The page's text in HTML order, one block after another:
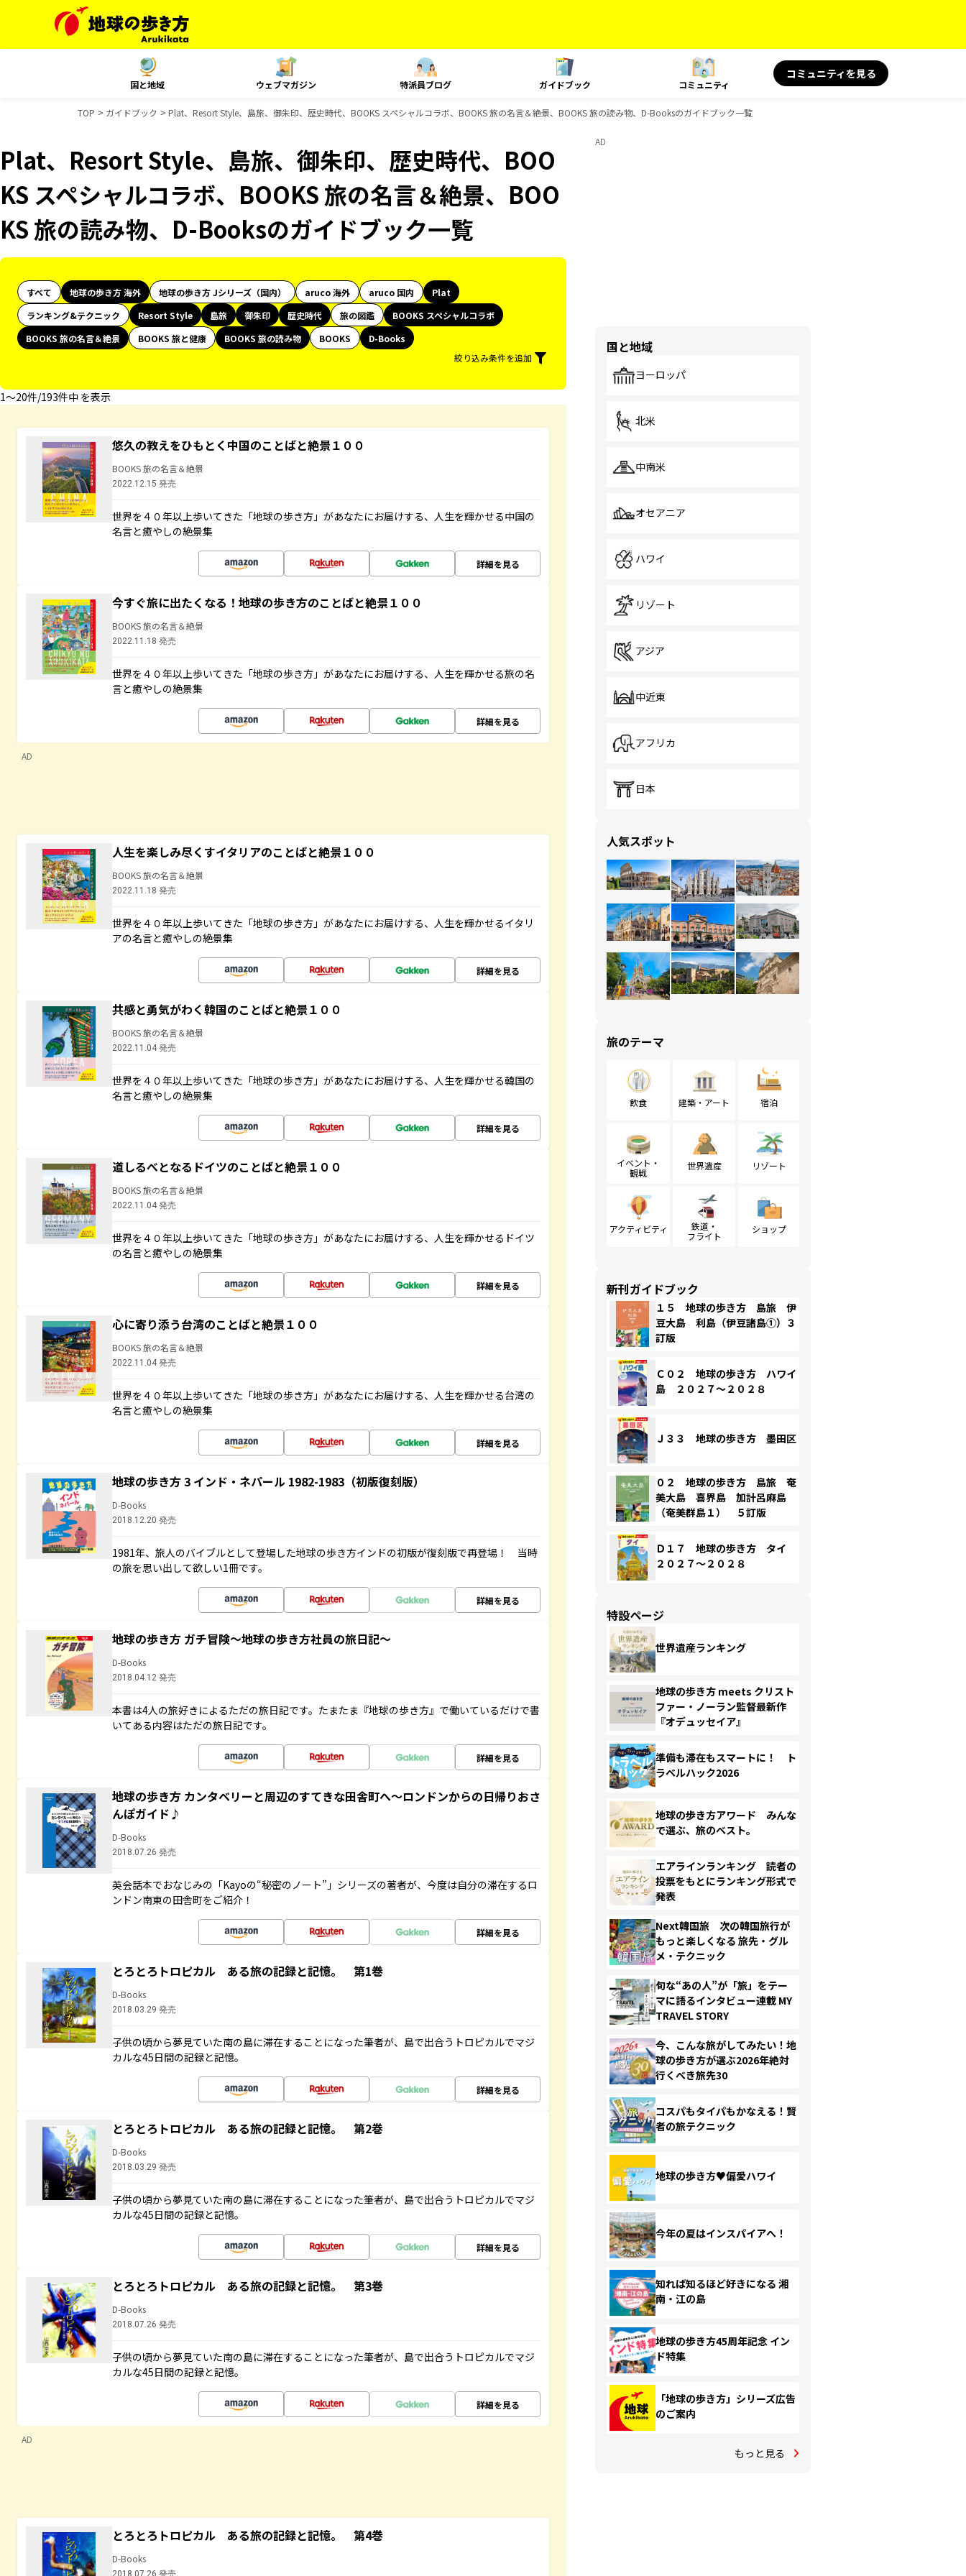
国と地域 ウェブマガジン 特派員ブログ ガイドブック コミュニティ
コミュニティを見る
TOP ガイドブック Plat、Resort Style、島旅、御朱印、歴史時代、BOOKS スペシャルコラボ、BOOKS 旅の名言＆絶景、BOOKS 旅の読み物、D-Booksのガイドブック一覧
Plat、Resort Style、島旅、御朱印、歴史時代、BOO
KS スペシャルコラボ、BOOKS 旅の名言＆絶景、BOO
KS 旅の読み物、D-Booksのガイドブック一覧
すべて 地球の歩き方 海外 地球の歩き方 Jシリーズ（国内） aruco 海外 aruco 国内
Plat
ランキング&テクニック
Resort Style 島旅 御朱印 歴史時代 旅の図鑑
BOOKS スペシャルコラボ
BOOKS 旅の名言＆絶景
BOOKS 旅と健康 BOOKS 旅の読み物 BOOKS
D-Books
絞り込み条件を追加
1〜20件/193件中 を表示
悠久の教えをひもとく中国のことばと絶景１００
BOOKS 旅の名言＆絶景
2022.12.15 発売
世界を４０年以上歩いてきた「地球の歩き方」があなたにお届けする、人生を輝かせる中国の
名言と癒やしの絶景集
詳細を見る
今すぐ旅に出たくなる！地球の歩き方のことばと絶景１００
BOOKS 旅の名言＆絶景
2022.11.18 発売
世界を４０年以上歩いてきた「地球の歩き方」があなたにお届けする、人生を輝かせる旅の名
言と癒やしの絶景集
詳細を見る
AD
人生を楽しみ尽くすイタリアのことばと絶景１００
BOOKS 旅の名言＆絶景
2022.11.18 発売
世界を４０年以上歩いてきた「地球の歩き方」があなたにお届けする、人生を輝かせるイタリ
アの名言と癒やしの絶景集
詳細を見る
共感と勇気がわく韓国のことばと絶景１００
BOOKS 旅の名言＆絶景
2022.11.04 発売
世界を４０年以上歩いてきた「地球の歩き方」があなたにお届けする、人生を輝かせる韓国の
名言と癒やしの絶景集
詳細を見る
道しるべとなるドイツのことばと絶景１００
BOOKS 旅の名言＆絶景
2022.11.04 発売
世界を４０年以上歩いてきた「地球の歩き方」があなたにお届けする、人生を輝かせるドイツ
の名言と癒やしの絶景集
詳細を見る
心に寄り添う台湾のことばと絶景１００
BOOKS 旅の名言＆絶景
2022.11.04 発売
世界を４０年以上歩いてきた「地球の歩き方」があなたにお届けする、人生を輝かせる台湾の
名言と癒やしの絶景集
詳細を見る
地球の歩き方 3 インド・ネパール 1982-1983（初版復刻版）
D-Books
2018.12.20 発売
1981年、旅人のバイブルとして登場した地球の歩き方インドの初版が復刻版で再登場！ 当時
の旅を思い出して欲しい1冊です。
詳細を見る
地球の歩き方 ガチ冒険～地球の歩き方社員の旅日記～
D-Books
2018.04.12 発売
本書は4人の旅好きによるただの旅日記です。たまたま『地球の歩き方』で働いているだけで書
いてある内容はただの旅日記です。
詳細を見る
地球の歩き方 カンタベリーと周辺のすてきな田舎町へ～ロンドンからの日帰りおさ
んぽガイド♪
D-Books
2018.07.26 発売
英会話本でおなじみの「Kayoの“秘密のノート”」シリーズの著者が、今度は自分の滞在するロ
ンドン南東の田舎町をご紹介！
詳細を見る
とろとろトロピカル ある旅の記録と記憶。 第1巻
D-Books
2018.03.29 発売
子供の頃から夢見ていた南の島に滞在することになった筆者が、島で出合うトロピカルでマジ
カルな45日間の記録と記憶。
詳細を見る
とろとろトロピカル ある旅の記録と記憶。 第2巻
D-Books
2018.03.29 発売
子供の頃から夢見ていた南の島に滞在することになった筆者が、島で出合うトロピカルでマジ
カルな45日間の記録と記憶。
詳細を見る
とろとろトロピカル ある旅の記録と記憶。 第3巻
D-Books
2018.07.26 発売
子供の頃から夢見ていた南の島に滞在することになった筆者が、島で出合うトロピカルでマジ
カルな45日間の記録と記憶。
詳細を見る
AD
とろとろトロピカル ある旅の記録と記憶。 第4巻
D-Books
2018.07.26 発売
AD
国と地域
ヨーロッパ
北米
中南米
オセアニア
ハワイ
リゾート
アジア
中近東
アフリカ
日本
人気スポット
旅のテーマ
飲食 建築・アート 宿泊
イベント・
観戦
世界遺産 リゾート
アクティビティ
鉄道・
フライト
ショップ
新刊ガイドブック
１５ 地球の歩き方 島旅 伊
豆大島 利島（伊豆諸島①）３
訂版
Ｃ０２ 地球の歩き方 ハワイ
島 ２０２７～２０２８
Ｊ３３ 地球の歩き方 墨田区
０２ 地球の歩き方 島旅 奄
美大島 喜界島 加計呂麻島
（奄美群島１） ５訂版
Ｄ１７ 地球の歩き方 タイ
２０２７～２０２８
特設ページ
世界遺産ランキング
地球の歩き方 meets クリスト
ファー・ノーラン監督最新作
『オデュッセイア』
準備も滞在もスマートに！ ト
ラベルハック2026
地球の歩き方アワード みんな
で選ぶ、旅のベスト。
エアラインランキング 読者の
投票をもとにランキング形式で
発表
Next韓国旅 次の韓国旅行が
もっと楽しくなる 旅先・グル
メ・テクニック
旬な“あの人”が「旅」をテー
マに語るインタビュー連載 MY
TRAVEL STORY
今、こんな旅がしてみたい！地
球の歩き方が選ぶ2026年絶対
行くべき旅先30
コスパもタイパもかなえる！賢
者の旅テクニック
地球の歩き方♥偏愛ハワイ
今年の夏はインスパイアへ！
知れば知るほど好きになる 湘
南・江の島
地球の歩き方45周年記念 イン
ド特集
「地球の歩き方」シリーズ広告
のご案内
もっと見る